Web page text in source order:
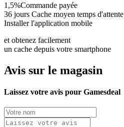
1,5%Commande payée
36 jours Cache moyen temps d'attente
Installer l'application mobile
et obtenez facilement
un cache depuis votre smartphone
Avis sur le magasin
Laissez votre avis pour Gamesdeal